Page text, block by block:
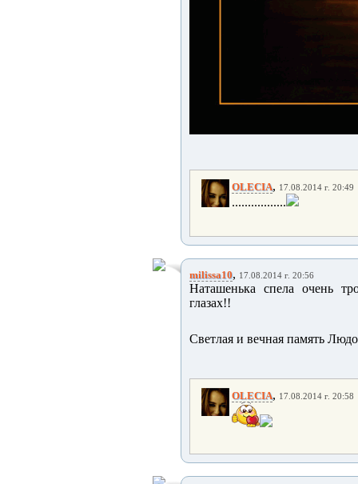
OLECIA, 17.08.2014 г. 20:49
.................
milissa10, 17.08.2014 г. 20:56
Наташенька спела очень
глазах!!
Светлая и вечная память
OLECIA, 17.08.2014 г. 20:58